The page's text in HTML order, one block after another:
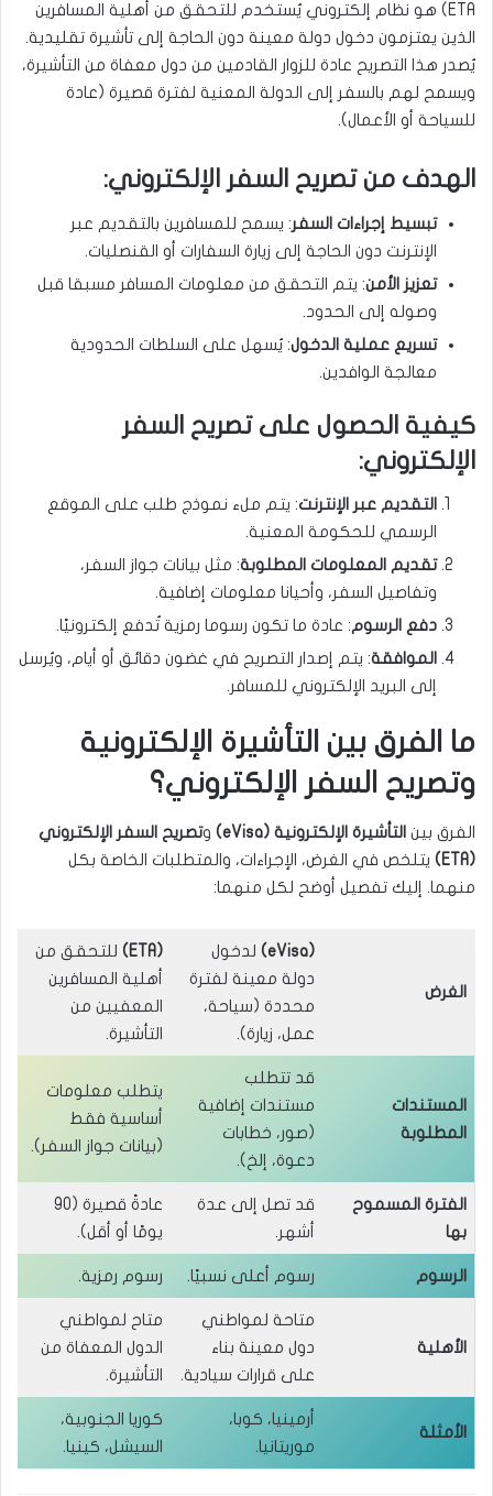
ETA) هو نظام إلكتروني يُستخدم للتحقق من أهلية المسافرين
الذين يعتزمون دخول دولة معينة دون الحاجة إلى تأشيرة تقليدية.
يُصدر هذا التصريح عادة للزوار القادمين من دول معفاة من التأشيرة،
ويسمح لهم بالسفر إلى الدولة المعنية لفترة قصيرة (عادة
للسياحة أو الأعمال).
الهدف من تصريح السفر الإلكتروني:
تبسيط إجراءات السفر: يسمح للمسافرين بالتقديم عبر
الإنترنت دون الحاجة إلى زيارة السفارات أو القنصليات.
تعزيز الأمن: يتم التحقق من معلومات المسافر مسبقا قبل
وصوله إلى الحدود.
تسريع عملية الدخول: يُسهل على السلطات الحدودية
معالجة الوافدين.
كيفية الحصول على تصريح السفر
الإلكتروني:
التقديم عبر الإنترنت: يتم ملء نموذج طلب على الموقع
الرسمي للحكومة المعنية.
تقديم المعلومات المطلوبة: مثل بيانات جواز السفر،
وتفاصيل السفر، وأحيانا معلومات إضافية.
دفع الرسوم: عادة ما تكون رسوما رمزية تُدفع إلكترونيًا.
الموافقة: يتم إصدار التصريح في غضون دقائق أو أيام، ويُرسل
إلى البريد الإلكتروني للمسافر.
ما الفرق بين التأشيرة الإلكترونية
وتصريح السفر الإلكتروني؟
الفرق بين التأشيرة الإلكترونية (eVisa) وتصريح السفر الإلكتروني
(ETA)
يتلخص في الغرض، الإجراءات، والمتطلبات الخاصة بكل
منهما. إليك تفصيل أوضح لكل منهما:
الغرض
(eVisa)
لدخول
دولة معينة لفترة
محددة (سياحة،
عمل، زيارة).
(ETA)
للتحقق من
أهلية المسافرين
المعفيين من
التأشيرة.
المستندات
المطلوبة
قد تتطلب
مستندات إضافية
(صور، خطابات
دعوة، إلخ).
يتطلب معلومات
أساسية فقط
(بيانات جواز السفر).
الفترة المسموح
بها
قد تصل إلى عدة
أشهر.
عادةً قصيرة (90
يومًا أو أقل).
الرسوم رسوم أعلى نسبيًا. رسوم رمزية.
الأهلية
متاحة لمواطني
دول معينة بناء
على قرارات سيادية.
متاح لمواطني
الدول المعفاة من
التأشيرة.
الأمثلة
أرمينيا، كوبا،
موريتانيا.
كوريا الجنوبية،
السيشل، كينيا.